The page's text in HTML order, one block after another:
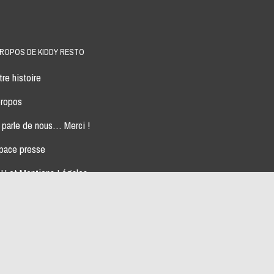
DE KIDDY RESTO
histoire
parle de nous… Merci !
presse
et Mentions Légales